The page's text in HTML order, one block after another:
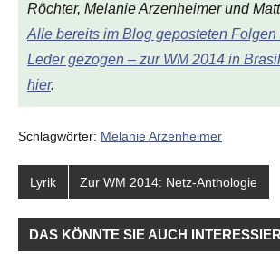
Röchter, Melanie Arzenheimer und
Alle bereits im Blog geposteten Folgen
Leder gezogen – zur WM 2014 in
hier.
Schlagwörter: Melanie Arzenheimer
Lyrik Zur WM 2014: Netz-Anthologie
DAS KÖNNTE SIE AUCH